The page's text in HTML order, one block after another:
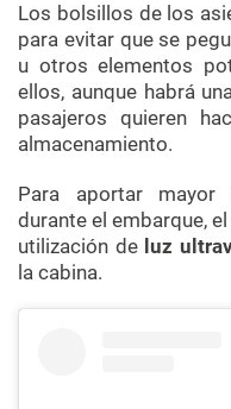
Los bolsillos de los
para evitar que se
u otros elementos
ellos, aunque habrá
pasajeros quieren
almacenamiento.
Para aportar mayor
durante el embarque,
utilización deluz
la cabina.